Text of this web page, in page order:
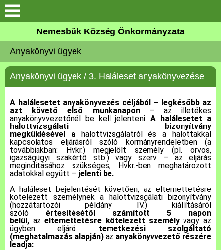
Keresés
Önkormányzat
Közös Önkormányzati
Hivatal
Zalaköveskút
Művelődési ház
Elérhetőség
Versenyképes Járások
Program
Pályázatok
Nemesbük Község Önkormányzata
Anyakönyvi ügyek
Anyakönyvi ügyek / 3. Haláleset anyakönyvezése
A halálesetet anyakönyvezés céljából – legkésőbb az
azt követő első munkanapon – az illetékes
anyakönyvvezetőnél be kell jelenteni.A halálesetet a
halottvizsgálati bizonyítvány
megküldésével a halottvizsgálatról és a halottakkal
kapcsolatos eljárásról szóló kormányrendeletben (a
továbbiakban: Hvkr.) megjelölt személy (pl. orvos,
igazságügyi szakértő stb.) vagy szerv – az eljárás
megindításához szükséges, Hvkr.-ben meghatározott
adatokkal együtt – jelenti be.
A haláleset bejelentését követően, az eltemettetésre
kötelezett személynek a halottvizsgálati bizonyítvány
(hozzátartozói példány IV.) kiállításáról
szóló értesítésétől számított 5 napon
belül, azeltemettetésre kötelezett személyvagy az
ügyben eljáró temetkezési szolgáltató
(meghatalmazás alapján) az anyakönyvvezető részére
leadja: